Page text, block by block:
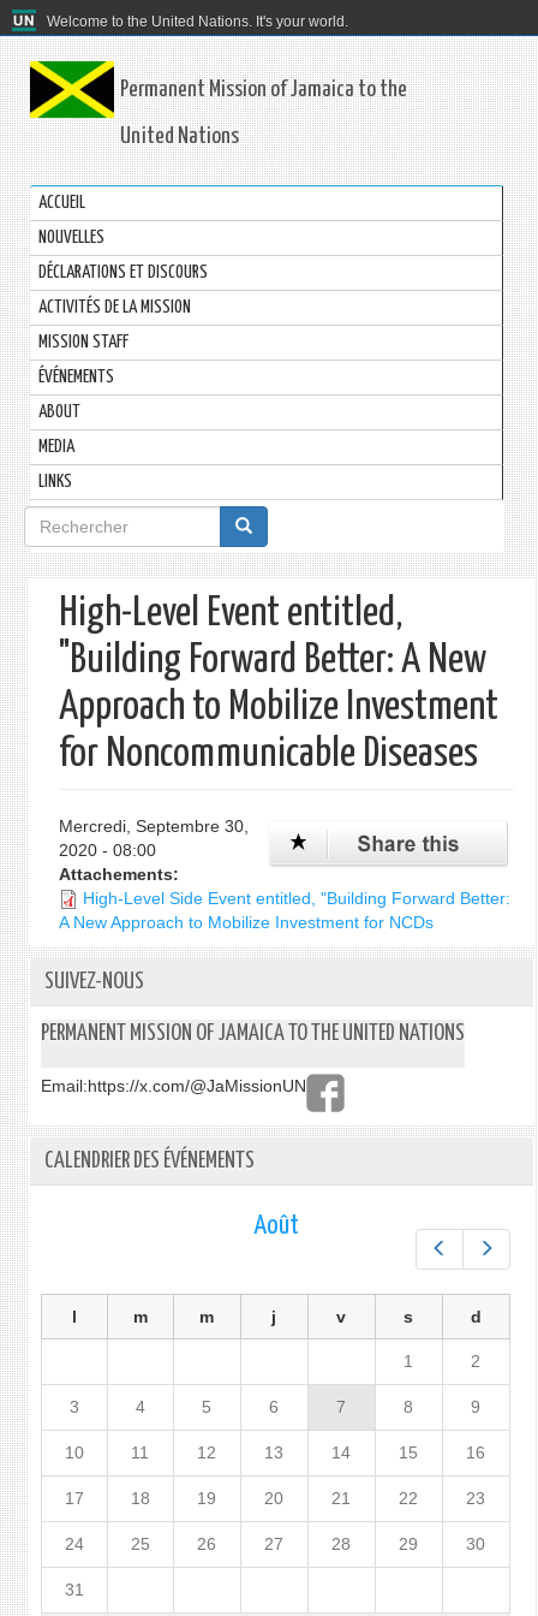
Welcome to the United Nations. It's your world.
Permanent Mission of Jamaica to the
United Nations
ACCUEIL
NOUVELLES
DÉCLARATIONS ET DISCOURS
ACTIVITÉS DE LA MISSION
MISSION STAFF
ÉVÉNEMENTS
ABOUT
MEDIA
LINKS
Formulaire
de
recherche
High-Level Event entitled,
"Building Forward Better: A New
Approach to Mobilize Investment
for Noncommunicable Diseases
Mercredi, Septembre 30,
2020 - 08:00
Attachements:
High-Level Side Event entitled, "Building Forward Better:
A New Approach to Mobilize Investment for NCDs
SUIVEZ-NOUS
PERMANENT MISSION OF JAMAICA TO THE UNITED NATIONS
Email:https://x.com/@JaMissionUN
CALENDRIER DES ÉVÉNEMENTS
Préc.
Août
l m m j v s d
1 2
3 4 5 6 7 8 9
10 11 12 13 14 15 16
17 18 19 20 21 22 23
24 25 26 27 28 29 30
31